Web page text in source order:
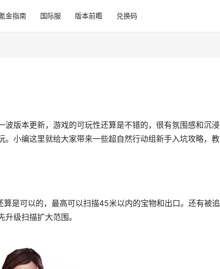
金指南 国际服 版本前瞻 兑换码
波版本更新，游戏的可玩性还算是不错的，很有氛围感和沉浸
小编这里就给大家带来一些超自然行动组新手入坑攻略，教
是可以的，最高可以扫描45米以内的宝物和出口。还有被追
级扫描扩大范围。